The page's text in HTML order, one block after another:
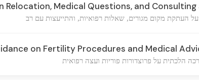
Relocation, Medical Questions, and Consulting
העתקת מקום מגורים, שאלות רפואיות, והתייעצות עם רב
on Fertility Procedures and Medical
הלכתית על פרוצדורות פוריות ועצה רפואית